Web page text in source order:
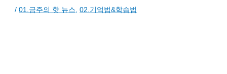
/01.금주의 핫 뉴스 ,02.기억법&학습법